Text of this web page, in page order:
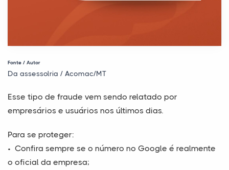
Fonte / Autor
Da assessolria / Acomac/MT
Esse tipo de fraude vem sendo relatado por
empresários e usuários nos últimos dias.
Para se proteger:
•⁠ ⁠Confira sempre se o número no Google é realmente
o oficial da empresa;